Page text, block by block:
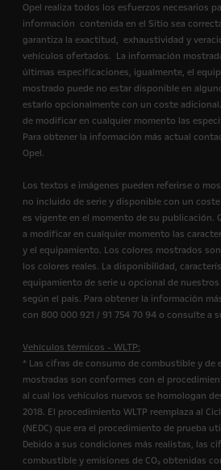
Opel realiza todos los esfuerzos necesarios
información contenida en el Sitio sea
garantiza la exactitud, exhaustividad y
vehículos ofertados. La información
últimas especificaciones, igualmente, el
mostrado puede no estar disponible en
estarlo opcionalmente con un coste
de modificar en cualquier momento las
Para obtener la información más actual
Opel.
Los textos e imágenes pueden referirse o
no incluido de serie y disponible con un
es vigente en el momento de su publicación.
a modificar en cualquier momento las
y el equipamiento. Los colores mostrados
los colores reales. La disponibilidad,
equipamiento de serie u opcional de
según el país. Para obtener la información
con 800 000 921 / 91 754 70 94 o consulte a
Vehículos térmicos - WLTP:
* Las cifras de consumo de combustible y de
mostradas son conformes con el
al cual los vehículos nuevos se homologan
2018. El procedimiento WLTP reemplaza al
(NEDC) que era el procedimiento de prueba
Debido a sus condiciones más realistas, las
combustible y emisiones de CO₂ obtenidas